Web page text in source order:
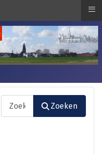
Zoeken
Zoeken
≡